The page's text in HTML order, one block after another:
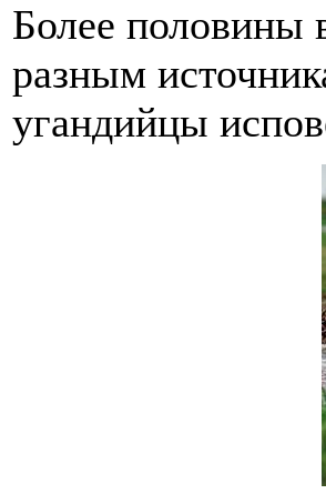
Более половины
разным
угандийцы